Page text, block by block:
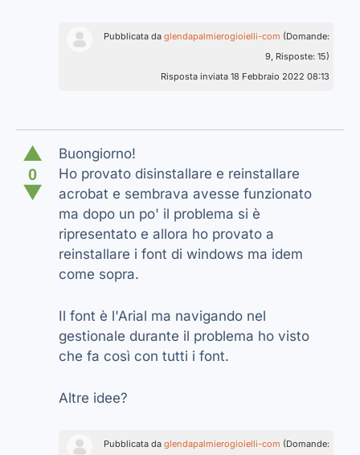
Pubblicata da glendapalmierogioielli-com (Domande:
9, Risposte: 15)
Risposta inviata 18 Febbraio 2022 08:13
▲
0
▼
Buongiorno!
Ho provato disinstallare e reinstallare
acrobat e sembrava avesse funzionato
ma dopo un po' il problema si è
ripresentato e allora ho provato a
reinstallare i font di windows ma idem
come sopra.
Il font è l'Arial ma navigando nel
gestionale durante il problema ho visto
che fa così con tutti i font.
Altre idee?
Pubblicata da glendapalmierogioielli-com (Domande: